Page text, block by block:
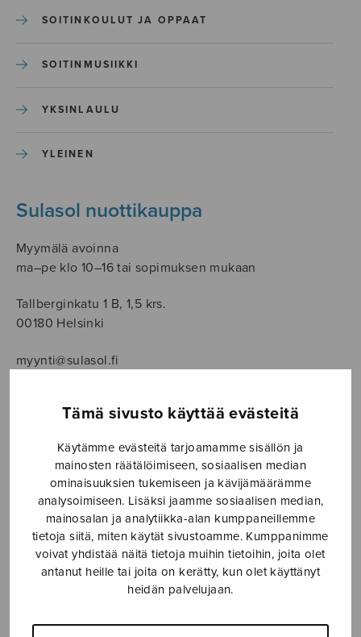
Tämä sivusto käyttää evästeitä
Käytämme evästeitä tarjoamamme sisällön ja
mainosten räätälöimiseen, sosiaalisen median
ominaisuuksien tukemiseen ja kävijämäärämme
analysoimiseen. Lisäksi jaamme sosiaalisen median,
mainosalan ja analytiikka-alan kumppaneillemme
tietoja siitä, miten käytät sivustoamme. Kumppanimme
voivat yhdistää näitä tietoja muihin tietoihin, joita olet
antanut heille tai joita on kerätty, kun olet käyttänyt
heidän palvelujaan.
SOITINKOULUT JA OPPAAT
SOITINMUSIIKKI
YKSINLAULU
YLEINEN
Sulasol nuottikauppa
Myymälä avoinna
ma–pe klo 10–16 tai sopimuksen mukaan
Tallberginkatu 1 B, 1,5 krs.
00180 Helsinki
myynti@sulasol.fi
NÄYTÄ KARTALLA
Etusivu › Musiikkityyli› Serenadi
SERENADI